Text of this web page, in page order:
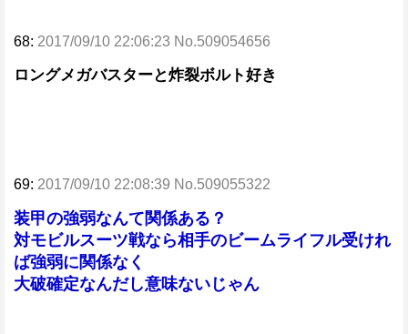
68: 2017/09/10 22:06:23 No.509054656
ロングメガバスターと炸裂ボルト好き
69: 2017/09/10 22:08:39 No.509055322
装甲の強弱なんて関係ある？
対モビルスーツ戦なら相手のビームライフル受けれ
ば強弱に関係なく
大破確定なんだし意味ないじゃん